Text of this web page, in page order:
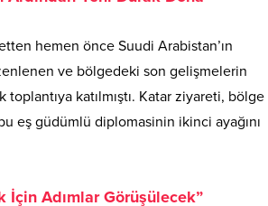
hemen önce Suudi Arabistan’ın
ve bölgedeki son gelişmelerin
toplantıya katılmıştı. Katar ziyareti, bölge
eş güdümlü diplomasinin ikinci ayağını
İçin Adımlar Görüşülecek”